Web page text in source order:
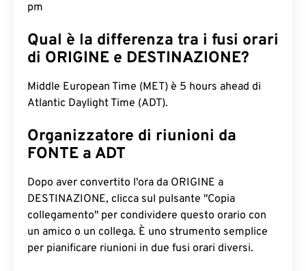
pm
Qual è la differenza tra i fusi orari
di ORIGINE e DESTINAZIONE?
Middle European Time (MET) è 5 hours ahead di
Atlantic Daylight Time (ADT).
Organizzatore di riunioni da
FONTE a ADT
Dopo aver convertito l'ora da ORIGINE a
DESTINAZIONE, clicca sul pulsante "Copia
collegamento" per condividere questo orario con
un amico o un collega. È uno strumento semplice
per pianificare riunioni in due fusi orari diversi.